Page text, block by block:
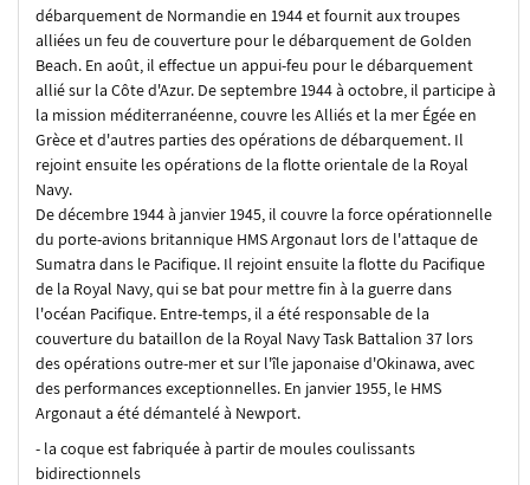
débarquement de Normandie en 1944 et fournit aux troupes
alliées un feu de couverture pour le débarquement de Golden
Beach. En août, il effectue un appui-feu pour le débarquement
allié sur la Côte d'Azur. De septembre 1944 à octobre, il participe à
la mission méditerranéenne, couvre les Alliés et la mer Égée en
Grèce et d'autres parties des opérations de débarquement. Il
rejoint ensuite les opérations de la flotte orientale de la Royal
Navy.
De décembre 1944 à janvier 1945, il couvre la force opérationnelle
du porte-avions britannique HMS Argonaut lors de l'attaque de
Sumatra dans le Pacifique. Il rejoint ensuite la flotte du Pacifique
de la Royal Navy, qui se bat pour mettre fin à la guerre dans
l'océan Pacifique. Entre-temps, il a été responsable de la
couverture du bataillon de la Royal Navy Task Battalion 37 lors
des opérations outre-mer et sur l'île japonaise d'Okinawa, avec
des performances exceptionnelles. En janvier 1955, le HMS
Argonaut a été démantelé à Newport.
- la coque est fabriquée à partir de moules coulissants
bidirectionnels